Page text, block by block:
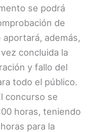
se podrá
de
además,
concluida la
y fallo del
todo el público.
concurso se
horas, teniendo
para la